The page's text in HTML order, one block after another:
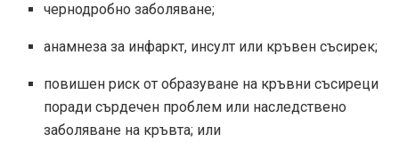
чернодробно заболяване;
анамнеза за инфаркт, инсулт или кръвен съсирек;
повишен риск от образуване на кръвни съсиреци
поради сърдечен проблем или наследствено
заболяване на кръвта; или